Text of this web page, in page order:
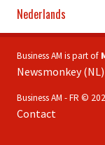
Nederlands
Business AM is part of
Newsmonkey (NL)
Business AM - FR ©
Contact